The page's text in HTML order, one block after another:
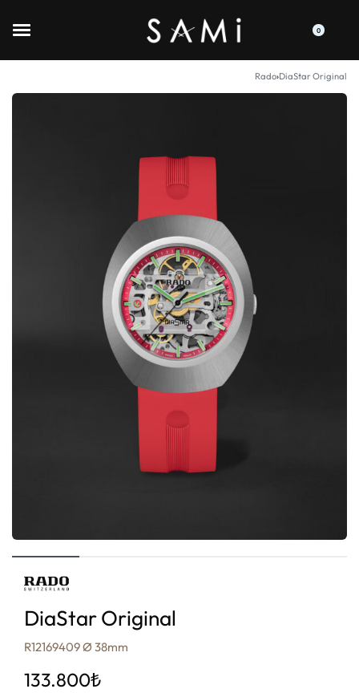
0
Rado›DiaStar Original
DiaStar Original
R12169409 Ø 38mm
133.800₺